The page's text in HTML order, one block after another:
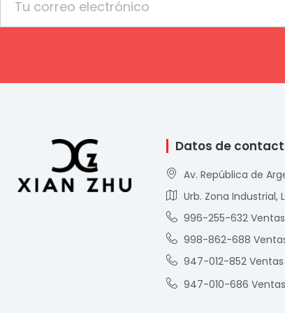
Datos de
Av. República de
Urb. Zona Industrial,
996-255-632
998-862-688
947-012-852 Ventas
947-010-686